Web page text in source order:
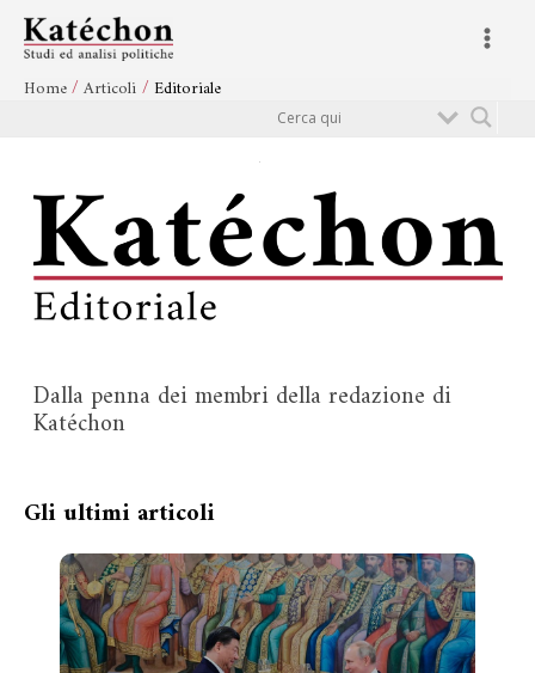
contenuto
Main
Home Articoli Editoriale
Dalla penna dei membri della redazione di
Katéchon
Gli ultimi articoli